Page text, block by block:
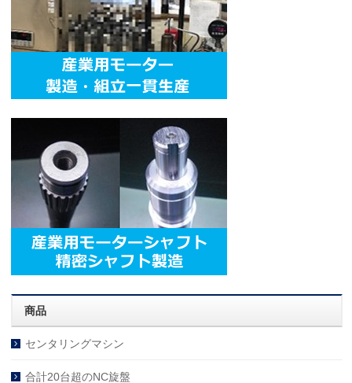
商品
センタリングマシン
合計20台超のNC旋盤